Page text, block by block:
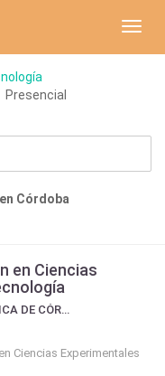
Presencial
Córdoba
en Ciencias
UCC UNIVERSIDAD CATÓLICA DE CÓRDOBA
Ciencias Experimentales